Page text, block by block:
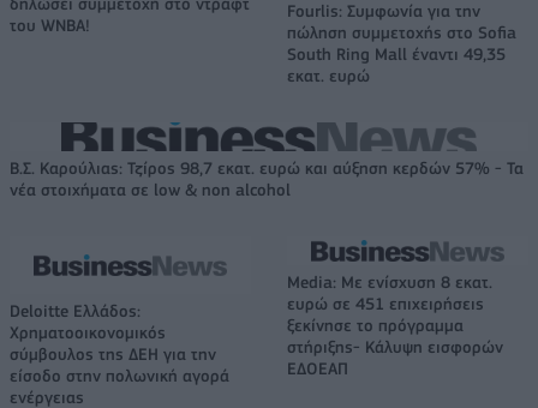
του WNBA!
Fourlis: Συμφωνία για την
πώληση συμμετοχής στο Sofia
South Ring Mall έναντι 49,35
εκατ. ευρώ
Β.Σ. Καρούλιας: Τζίρος 98,7 εκατ. ευρώ και αύξηση κερδών 57% - Τα
νέα στοιχήματα σε low & non alcohol
Deloitte Ελλάδος:
Χρηματοοικονομικός
σύμβουλος της ΔΕΗ για την
είσοδο στην πολωνική αγορά
ενέργειας
Media: Με ενίσχυση 8 εκατ.
ευρώ σε 451 επιχειρήσεις
ξεκίνησε το πρόγραμμα
στήριξης- Κάλυψη εισφορών
ΕΔΟΕΑΠ